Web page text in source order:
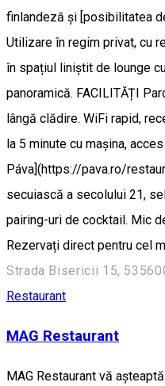
finlandeză și [posibilitatea
Utilizare în regim privat, cu
în spațiul liniștit de lounge
panoramică. FACILITĂȚI
lângă clădire. WiFi rapid,
la 5 minute cu mașina,
Páva](https://pava.ro/
secuiască a secolului 21,
pairing-uri de cocktail. Mic
Rezervați direct pentru cel
Strada Bisericii 15,
Restaurant
MAG Restaurant
MAG Restaurant vă